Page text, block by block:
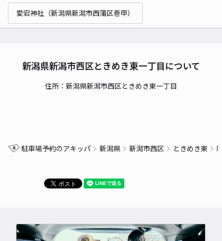
愛宕神社（新潟県新潟市西蒲区巻甲）
新潟県新潟市西区ときめき東一丁目について
住所：新潟県新潟市西区ときめき東一丁目
駐車場予約のアキッパ 新潟県 新潟市西区 ときめき東